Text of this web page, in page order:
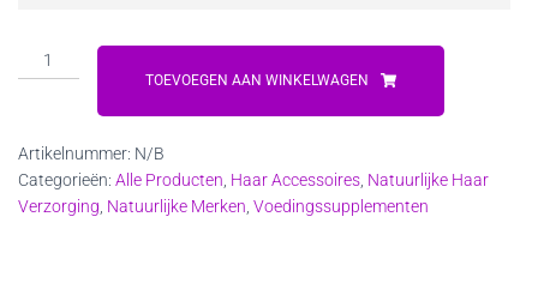
Vitakruid
SilSolution
TOEVOEGEN AAN WINKELWAGEN
Artikelnummer: N/B
Categorieën: Alle Producten Haar Accessoires Natuurlijke Haar
Verzorging Natuurlijke Merken Voedingssupplementen